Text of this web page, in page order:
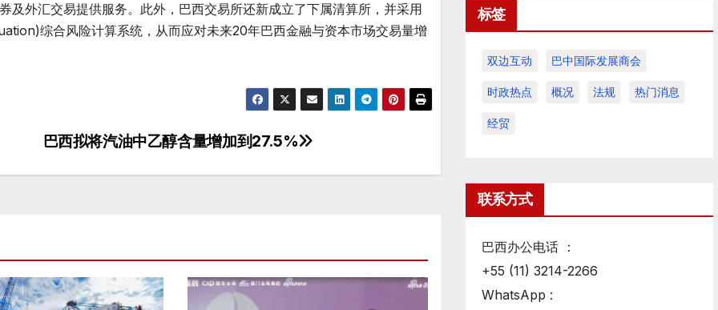
及外汇交易提供服务。此外，巴西交易所还新成立了下属清算所，并采用
综合风险计算系统，从而应对未来20年巴西金融与资本市场交易量增
巴西拟将汽油中乙醇含量增加到27.5%
标签
双边互动 巴中国际发展商会
时政热点 概况 法规 热门消息
经贸
联系方式
巴西办公电话 ：
+55 (11) 3214-2266
WhatsApp :